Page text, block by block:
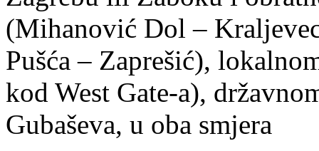
(Mihanović Dol –
Pušća – Zaprešić),
kod West Gate-a),
Gubaševa, u oba smjera